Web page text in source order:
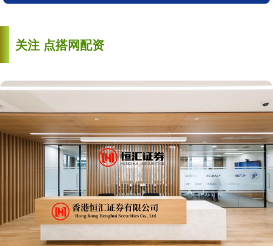
关注 点搭网配资